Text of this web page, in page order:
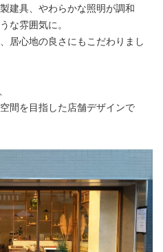
建具、やわらかな照明が調和
な雰囲気に。
居心地の良さにもこだわりまし
間を目指した店舗デザインで